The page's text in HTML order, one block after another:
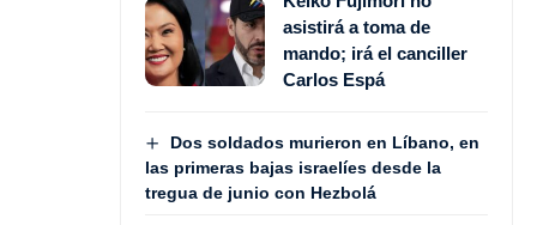
asistirá a toma de
mando; irá el canciller
Carlos Espá
Dos soldados murieron en Líbano, en
las primeras bajas israelíes desde la
tregua de junio con Hezbolá